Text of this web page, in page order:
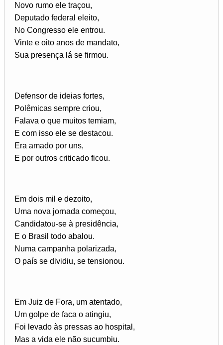
Novo rumo ele traçou,
Deputado federal eleito,
No Congresso ele entrou.
Vinte e oito anos de mandato,
Sua presença lá se firmou.
Defensor de ideias fortes,
Polêmicas sempre criou,
Falava o que muitos temiam,
E com isso ele se destacou.
Era amado por uns,
E por outros criticado ficou.
Em dois mil e dezoito,
Uma nova jornada começou,
Candidatou-se à presidência,
E o Brasil todo abalou.
Numa campanha polarizada,
O país se dividiu, se tensionou.
Em Juiz de Fora, um atentado,
Um golpe de faca o atingiu,
Foi levado às pressas ao hospital,
Mas a vida ele não sucumbiu.